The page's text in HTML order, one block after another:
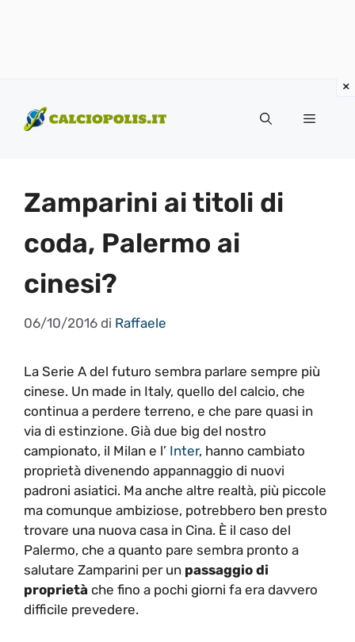
contenuto
Menu
Zamparini ai titoli di
coda, Palermo ai
cinesi?
06/10/2016 di Raffaele
La Serie A del futuro sembra parlare sempre più
cinese. Un made in Italy, quello del calcio, che
continua a perdere terreno, e che pare quasi in
via di estinzione. Già due big del nostro
campionato, il Milan e l’ Inter, hanno cambiato
proprietà divenendo appannaggio di nuovi
padroni asiatici. Ma anche altre realtà, più piccole
ma comunque ambiziose, potrebbero ben presto
trovare una nuova casa in Cina. È il caso del
Palermo, che a quanto pare sembra pronto a
salutare Zamparini per un passaggio di
proprietà che fino a pochi giorni fa era davvero
difficile prevedere.